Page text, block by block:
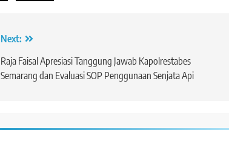
Next:
Raja Faisal Apresiasi Tanggung Jawab Kapolrestabes
Semarang dan Evaluasi SOP Penggunaan Senjata Api